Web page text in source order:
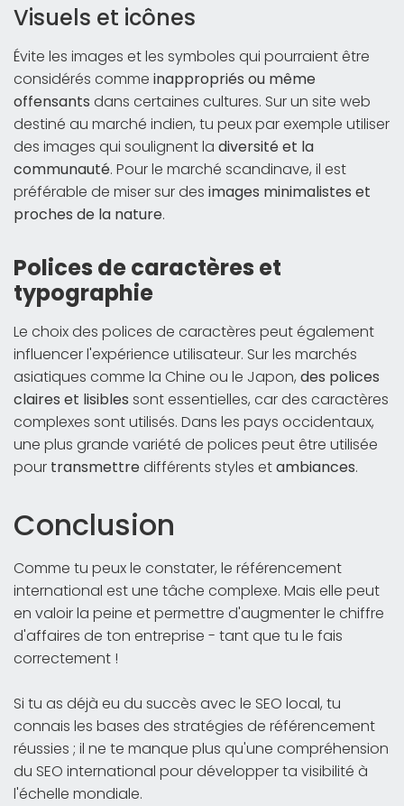
Visuels et icônes
Évite les images et les symboles qui pourraient être
considérés comme inappropriés ou même
offensants dans certaines cultures. Sur un site web
destiné au marché indien, tu peux par exemple utiliser
des images qui soulignent la diversité et la
communauté. Pour le marché scandinave, il est
préférable de miser sur des images minimalistes et
proches de la nature.
Polices de caractères et
typographie
Le choix des polices de caractères peut également
influencer l'expérience utilisateur. Sur les marchés
asiatiques comme la Chine ou le Japon, des polices
claires et lisibles sont essentielles, car des caractères
complexes sont utilisés. Dans les pays occidentaux,
une plus grande variété de polices peut être utilisée
pour transmettredifférents styles etambiances.
Conclusion
Comme tu peux le constater, le référencement
international est une tâche complexe. Mais elle peut
en valoir la peine et permettre d'augmenter le chiffre
d'affaires de ton entreprise - tant que tu le fais
correctement !
Si tu as déjà eu du succès avec le SEO local, tu
connais les bases des stratégies de référencement
réussies ; il ne te manque plus qu'une compréhension
du SEO international pour développer ta visibilité à
l'échelle mondiale.